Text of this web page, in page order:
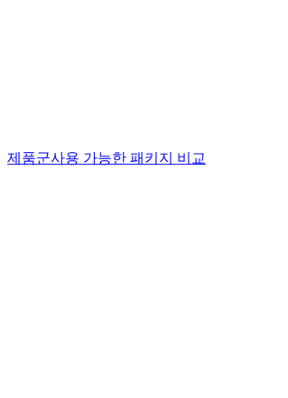
제품군사용 가능한 패키지 비교